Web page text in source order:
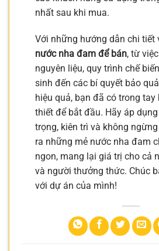
nhất sau khi mua.
Với những hướng dẫn chi tiết
nước nha đam để bán, từ
nguyên liệu, quy trình chế
sinh đến các bí quyết bảo
hiệu quả, bạn đã có trong tay
thiết để bắt đầu. Hãy áp
trọng, kiên trì và không
ra những mẻ nước nha đam
ngon, mang lại giá trị cho cả
và người thưởng thức. Chúc
với dự án của mình!